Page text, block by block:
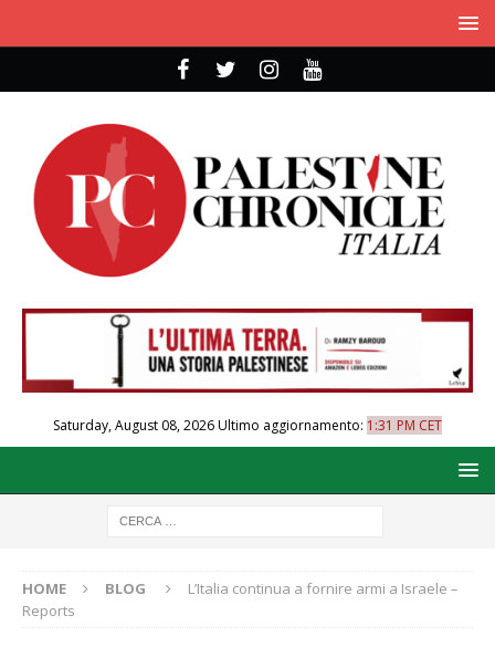
Saturday, August 08, 2026Ultimo aggiornamento: 1:31 PM CET
HOME BLOG
L’Italia continua a fornire armi a Israele –
Reports